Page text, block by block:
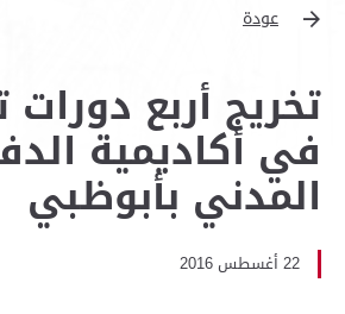
عودة
تخريج أربع
في أكاديمية
المدني بأبوظبي
22 أغسطس 2016